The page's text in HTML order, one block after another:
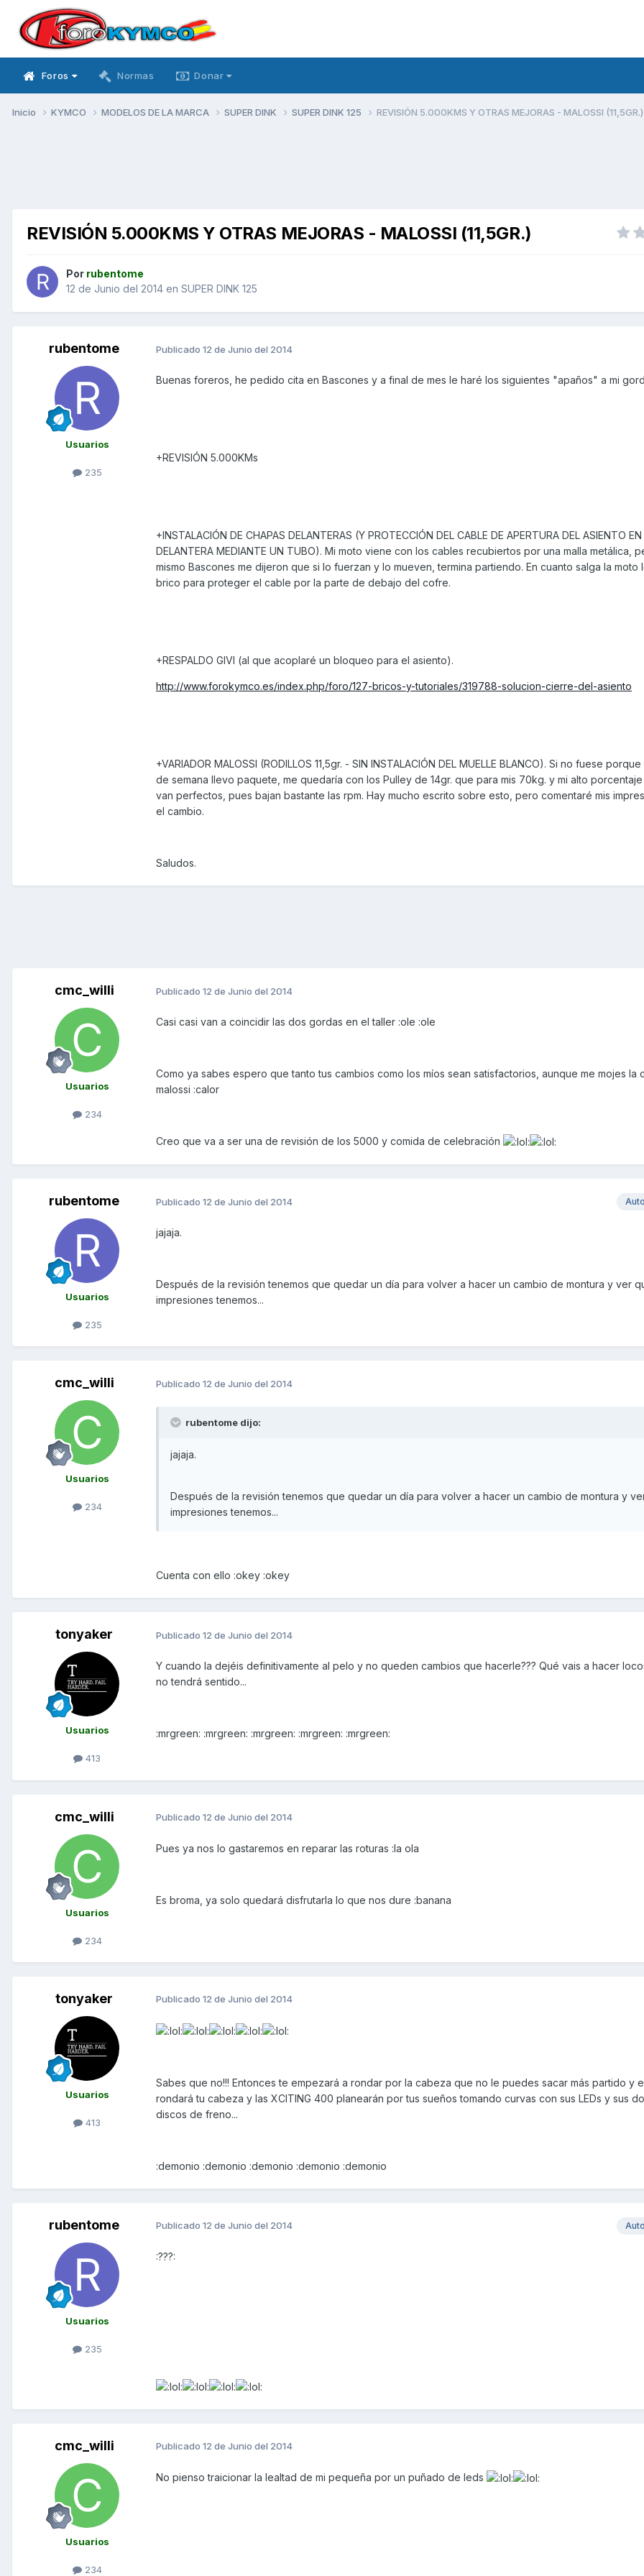
Foros Normas Donar
Inicio KYMCO MODELOS DE LA MARCA SUPER DINK SUPER DINK 125 REVISIÓN 5.000KMS Y OTRAS MEJORAS - MALOSSI (11,5GR.)
REVISIÓN 5.000KMS Y OTRAS MEJORAS - MALOSSI (11,5GR.)
Por rubentome
12 de Junio del 2014 en SUPER DINK 125
rubentome
Usuarios
235
Publicado 12 de Junio del 2014
Buenas foreros, he pedido cita en Bascones y a final de mes le haré los siguientes "apaños" a mi
+REVISIÓN 5.000KMs
+INSTALACIÓN DE CHAPAS DELANTERAS (Y PROTECCIÓN DEL CABLE DE APERTURA DEL ASIENTO EN
DELANTERA MEDIANTE UN TUBO). Mi moto viene con los cables recubiertos por una malla metálica,
mismo Bascones me dijeron que si lo fuerzan y lo mueven, termina partiendo. En cuanto salga la moto
brico para proteger el cable por la parte de debajo del cofre.
+RESPALDO GIVI (al que acoplaré un bloqueo para el asiento).
http://www.forokymco.es/index.php/foro/127-bricos-y-tutoriales/319788-solucion-cierre-del-asiento
+VARIADOR MALOSSI (RODILLOS 11,5gr. - SIN INSTALACIÓN DEL MUELLE BLANCO). Si no fuese
de semana llevo paquete, me quedaría con los Pulley de 14gr. que para mis 70kg. y mi alto
van perfectos, pues bajan bastante las rpm. Hay mucho escrito sobre esto, pero comentaré mis
el cambio.
Saludos.
cmc_willi
Usuarios
234
Publicado 12 de Junio del 2014
Casi casi van a coincidir las dos gordas en el taller :ole :ole
Como ya sabes espero que tanto tus cambios como los míos sean satisfactorios, aunque me mojes la
malossi :calor
Creo que va a ser una de revisión de los 5000 y comida de celebración
rubentome
Usuarios
235
Publicado 12 de Junio del 2014
jajaja.
Después de la revisión tenemos que quedar un día para volver a hacer un cambio de montura y ver
impresiones tenemos...
cmc_willi
Usuarios
234
Publicado 12 de Junio del 2014
rubentome dijo:
jajaja.
Después de la revisión tenemos que quedar un día para volver a hacer un cambio de montura y
impresiones tenemos...
Cuenta con ello :okey :okey
tonyaker
Usuarios
413
Publicado 12 de Junio del 2014
Y cuando la dejéis definitivamente al pelo y no queden cambios que hacerle??? Qué vais a hacer
no tendrá sentido...
:mrgreen: :mrgreen: :mrgreen: :mrgreen: :mrgreen:
cmc_willi
Usuarios
234
Publicado 12 de Junio del 2014
Pues ya nos lo gastaremos en reparar las roturas :la ola
Es broma, ya solo quedará disfrutarla lo que nos dure :banana
tonyaker
Usuarios
413
Publicado 12 de Junio del 2014
Sabes que no!!! Entonces te empezará a rondar por la cabeza que no le puedes sacar más partido y
rondará tu cabeza y las XCITING 400 planearán por tus sueños tomando curvas con sus LEDs y sus
discos de freno...
:demonio :demonio :demonio :demonio :demonio
rubentome
Usuarios
235
Publicado 12 de Junio del 2014
:???:
cmc_willi
Usuarios
234
Publicado 12 de Junio del 2014
No pienso traicionar la lealtad de mi pequeña por un puñado de leds